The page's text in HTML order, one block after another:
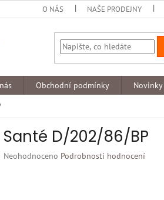
O NÁS NAŠE PRODEJNY
Obchodní podmínky Novinky
Santé D/202/86/BP
Průměrné
Neohodnoceno Podrobnosti hodnocení